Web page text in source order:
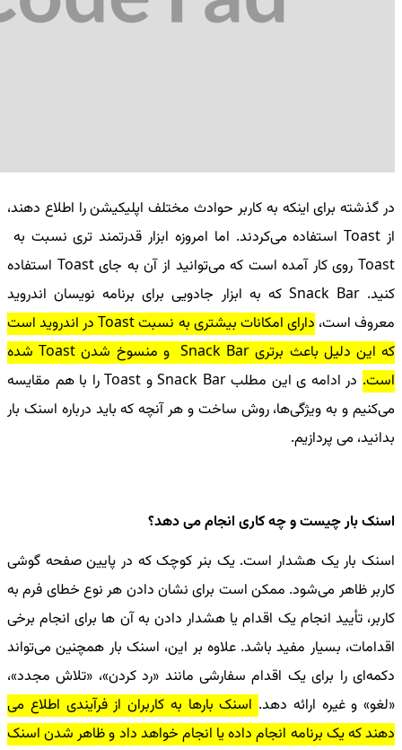
در گذشته برای اینکه به کاربر حوادث مختلف اپلیکیشن را اطلاع دهند،
از Toast استفاده می‌کردند. اما امروزه ابزار قدرتمند تری نسبت به
Toast روی کار آمده است که می‌توانید از آن به جای Toast استفاده
کنید. Snack Bar که به ابزار جادویی برای برنامه نویسان اندروید
معروف است،
دارای امکانات بیشتری به نسبت Toast در اندروید است
که این دلیل باعث برتری Snack Bar و منسوخ شدن Toast شده
است.
در ادامه ی این مطلب Snack Bar و Toast را با هم مقایسه
می‌کنیم و به ویژگی‌ها، روش ساخت و هر آنچه که باید درباره اسنک بار
بدانید، می پردازیم.
اسنک بار چیست و چه کاری انجام می دهد؟
اسنک بار یک هشدار است. یک بنر کوچک که در پایین صفحه گوشی
کاربر ظاهر می‌شود. ممکن است برای نشان دادن هر نوع خطای فرم به
کاربر، تأیید انجام یک اقدام یا هشدار دادن به آن ها برای انجام برخی
اقدامات، بسیار مفید باشد. علاوه بر این، اسنک بار همچنین می‌تواند
دکمه‌ای را برای یک اقدام سفارشی مانند «رد کردن»، «تلاش مجدد»،
«لغو» و غیره ارائه دهد. اسنک بارها به کاربران از فرآیندی اطلاع می
دهند که یک برنامه انجام داده یا انجام خواهد داد و ظاهر شدن اسنک